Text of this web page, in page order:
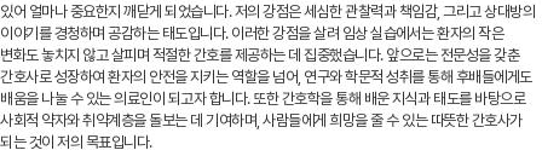
있어 얼마나 중요한지 깨닫게 되었습니다. 저의 강점은 세심한 관찰력과 책임감, 그리고 상대방의
이야기를 경청하며 공감하는 태도입니다. 이러한 강점을 살려 임상 실습에서는 환자의 작은
변화도 놓치지 않고 살피며 적절한 간호를 제공하는 데 집중했습니다. 앞으로는 전문성을 갖춘
간호사로 성장하여 환자의 안전을 지키는 역할을 넘어, 연구와 학문적 성취를 통해 후배들에게도
배움을 나눌 수 있는 의료인이 되고자 합니다. 또한 간호학을 통해 배운 지식과 태도를 바탕으로
사회적 약자와 취약계층을 돌보는 데 기여하며, 사람들에게 희망을 줄 수 있는 따뜻한 간호사가
되는 것이 저의 목표입니다.